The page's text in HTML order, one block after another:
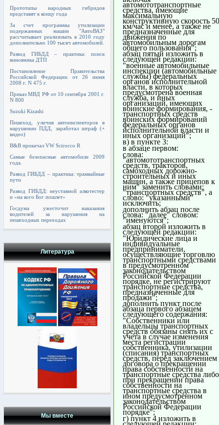
Прототипы народных гибридов
представят к концу года
За счет программы утилизации
подержанных машин "АвтоВАЗ"
рассчитывает реализовать в 2010 году
дополнительно 100 тысяч автомобилей.
Развод ГИБДД – практика: поиск
виновника ДТП
Постановление Правительства
Российской Федерации от 26 июня
2008 г. N 475 г.
Приказ МВД РФ от 10 сентября 2001 г.
N 800
Suzuki Kizashi
Пешеход, уличив автоинспекторов в
нарушении ПДД, заработал штраф (+
видео)
B&B прокачал VW Scirocco R
Самые безопасные автомобили 2009
года.
Развод ГИБДД – практика: трамвайные
пути
Развод ГИБДД: неуставной алкотестер
и «на кого Бог пошлет»
Госдума ужесточит наказания
водителей за нарушения на
пешеходных переходах
Литература
Мы вместе
автомототранспортные
средства, имеющие
максимальную
конструктивную скорость 50
км/час и менее, а также не
предназначенные для
движения по
автомобильным дорогам
общего пользования";
абзац пятый изложить в
следующей редакции:
"военные автомобильные
инспекции (автомобильные
службы) федеральных
органов исполнительной
власти, в которых
предусмотрена военная
служба, и иных
организаций, имеющих
воинские формирования, -
транспортных средств
воинских формирований
федеральных органов
исполнительной власти и
иных организаций";
в) в пункте 3:
в абзаце первом:
слова:
"автомототранспортных
средств, тракторов,
самоходных дорожно-
строительных и иных
машин, а также прицепов к
ним" заменить словами:
"транспортных средств", а
слово: "указанными"
исключить;
дополнить абзац после
слова: "далее" словом:
"именуются";
абзац второй изложить в
следующей редакции:
"Юридические лица и
индивидуальные
предприниматели,
осуществляющие торговлю
транспортными средствами
в предусмотренном
законодательством
Российской Федерации
порядке, не регистрируют
транспортные средства,
предназначенные для
продажи";
дополнить пункт после
абзаца первого абзацем
следующего содержания:
"Собственники или
владельцы транспортных
средств обязаны снять их с
учета в случае изменения
места регистрации
собственника, утилизации
(списания) транспортных
средств, перед заключением
договора о прекращении
права собственности на
транспортные средства либо
при прекращении права
собственности на
транспортные средства в
ином предусмотренном
законодательством
Российской Федерации
порядке";
г) пункт 4 изложить в